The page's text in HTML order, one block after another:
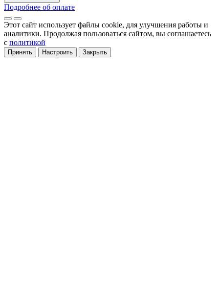
Подробнее об оплате
Этот сайт использует файлы cookie, для улучшения работы и
аналитики. Продолжая пользоваться сайтом, вы соглашаетесь
с политикой
Принять Настроить Закрыть